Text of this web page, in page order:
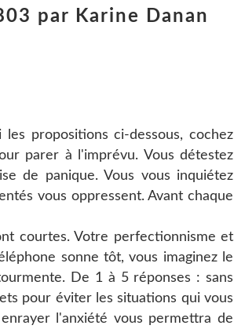
par Karine Danan
propositions ci-dessous, cochez
parer à l'imprévu. Vous détestez
de panique. Vous vous inquiétez
vous oppressent. Avant chaque
courtes. Votre perfectionnisme et
sonne tôt, vous imaginez le
De 1 à 5 réponses : sans
pour éviter les situations qui vous
l'anxiété vous permettra de